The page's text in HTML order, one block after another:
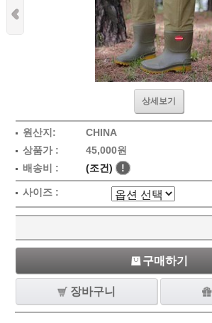
상세보기
원산지:
CHINA
상품가 :
45,000원
배송비 :
(조건) !
사이즈 :
구매하기
장바구니